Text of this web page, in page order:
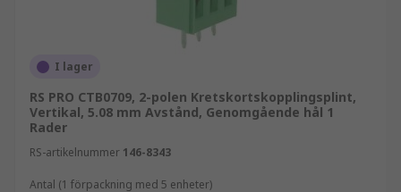
I lager
RS PRO CTB0709, 2-polen Kretskortskopplingsplint,
Vertikal, 5.08 mm Avstånd, Genomgående hål 1
Rader
RS-artikelnummer 146-8343
Antal (1 förpackning med 5 enheter)